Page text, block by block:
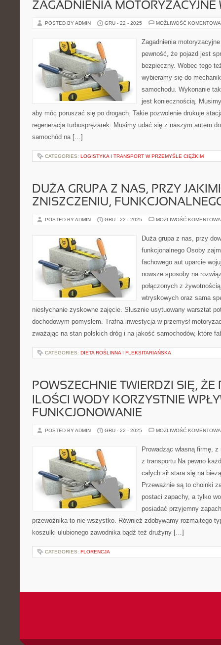
ZAGADNIENIA MOTORYZACYJNE
POSTED BY ADMIN GRU - 22 - 2025 MOŻLIWOŚĆ
Zagadnienia
pewność, że pojazd jest
bezpieczny. Wobec tego
wybieramy się do
samochodu. Wykonanie
jest koniecznością.
aby móc poruszać się po drogach. Takie pozwolenie drukuje
regeneracja turbosprężarek. Musimy udać się z naszym autem
samochód na […]
CATEGORIES: LOGISTYKA I TRANSPORT W PRZEMYŚLE CIĘŻKIM
DUŻA GRUPA Z NAS, PRZY
ZNISZCZENIU,
POSTED BY ADMIN GRU - 22 - 2025 MOŻLIWOŚĆ
Duża grupa z nas, przy
funkcjonalnego Osoby
fachowego aut uparcie
nowsze sposoby na
połączonych z
wtryskowych oraz sama
niesłychanie zyskowne zajęcie. Słusznie usytuowany warsztat
dochodowym pomysłem. Trafna inwestycja w przemysł
zważając na stan polskich dróg i na jakość samochodów, które
CATEGORIES: DIETA ROŚLINNA I FLEKSITARIAŃSKA
POWSZECHNIE TWIERDZI SIĘ, ŻE
ILOŚCI WODY KORZYSTNIE
FUNKCJONOWANIE
POSTED BY ADMIN GRU - 22 - 2025 MOŻLIWOŚĆ
Prowadząc własną firmę,
z transportu Na pewno
całych sił stara się na
Przeważnie są to choinki
postaci zapachy, a tylko
posiadać przyjemny
przewoźnika to nie wszystko. Również zdobywamy rozmaitego
koszulki ulubionego zawodnika bądź też drużyny […]
CATEGORIES: FLORENCJA